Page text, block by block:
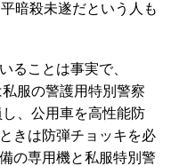
暗殺未遂だという人も
ることは事実で、
服の警護用特別警察
、公用車を高性能防
きは防弾チョッキを必
の専用機と私服特別警